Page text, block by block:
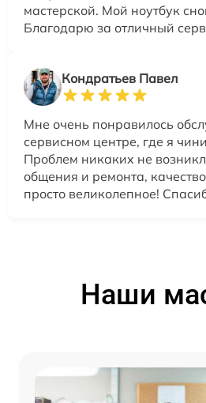
мастерской. Мой ноутбук
Благодарю за отличный
Кондратьев Павел
Мне очень понравилось
сервисном центре, где я
Проблем никаких не
общения и ремонта,
просто великолепное!
Наши